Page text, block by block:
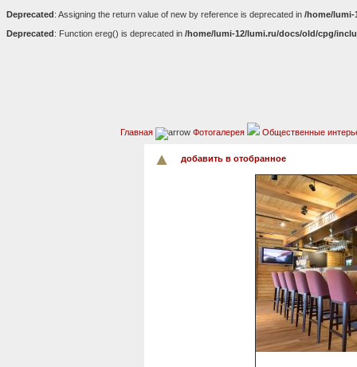
Deprecated: Assigning the return value of new by reference is deprecated in /home/lumi-
Deprecated: Function ereg() is deprecated in /home/lumi-12/lumi.ru/docs/old/cpg/
Главная Фотогалерея Общественные
добавить в отобранное